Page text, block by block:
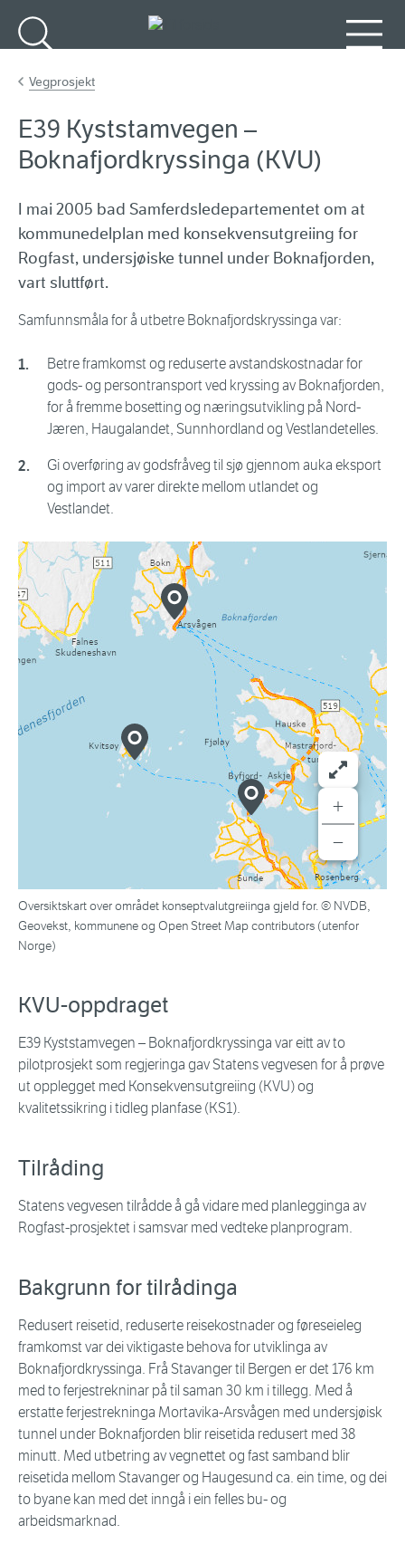
Vegprosjekt
E39 Kyststamvegen –
Boknafjordkryssinga (KVU)
I mai 2005 bad Samferdsledepartementet om at
kommunedelplan med konsekvensutgreiing for
Rogfast, undersjøiske tunnel under Boknafjorden,
vart sluttført.
Samfunnsmåla for å utbetre Boknafjordskryssinga var:
Betre framkomst og reduserte avstandskostnadar for
gods- og persontransport ved kryssing av Boknafjorden,
for å fremme bosetting og næringsutvikling på Nord-
Jæren, Haugalandet, Sunnhordland og Vestlandetelles.
Gi overføring av godsfråveg til sjø gjennom auka eksport
og import av varer direkte mellom utlandet og
Vestlandet.
+
−
Oversiktskart over området konseptvalutgreiinga gjeld for. © NVDB,
Geovekst, kommunene og Open Street Map contributors (utenfor
Norge)
KVU-oppdraget
E39 Kyststamvegen – Boknafjordkryssinga var eitt av to
pilotprosjekt som regjeringa gav Statens vegvesen for å prøve
ut opplegget med Konsekvensutgreiing (KVU) og
kvalitetssikring i tidleg planfase (KS1).
Tilråding
Statens vegvesen tilrådde å gå vidare med planlegginga av
Rogfast-prosjektet i samsvar med vedteke planprogram.
Bakgrunn for tilrådinga
Redusert reisetid, reduserte reisekostnader og føreseieleg
framkomst var dei viktigaste behova for utviklinga av
Boknafjordkryssinga. Frå Stavanger til Bergen er det 176 km
med to ferjestrekninar på til saman 30 km i tillegg. Med å
erstatte ferjestrekninga Mortavika-Arsvågen med undersjøisk
tunnel under Boknafjorden blir reisetida redusert med 38
minutt. Med utbetring av vegnettet og fast samband blir
reisetida mellom Stavanger og Haugesund ca. ein time, og dei
to byane kan med det inngå i ein felles bu- og
arbeidsmarknad.